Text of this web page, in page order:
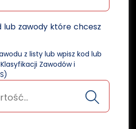
lub zawody które chcesz
z listy lub wpisz kod lub
Zawodów i